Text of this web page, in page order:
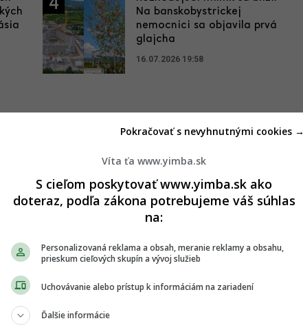
Na banskobystrickej
nemocnici sa objavila prvá
glajcha
16.07.2026 19:58
galérie napreduje (+ nové
realizuje aj nepomerne menšie množstvo verejných
Slovenskej národnej galérie (SNG), ktorá pomaly
Víta ťa www.yimba.sk
S cieľom poskytovať www.yimba.sk ako
doteraz, podľa zákona potrebujeme váš súhlas
na:
Personalizovaná reklama a obsah, meranie reklamy a obsahu,
prieskum cieľových skupín a vývoj služieb
Uchovávanie alebo prístup k informáciám na zariadení
Ďalšie informácie
Pokračovať s nevyhnutnými cookies →